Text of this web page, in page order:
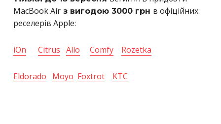
MacBook Air з вигодою 3000 грн в офіційних
реселерів Apple:
iOn Citrus Allo Comfy Rozetka
Eldorado Moyo Foxtrot KTC